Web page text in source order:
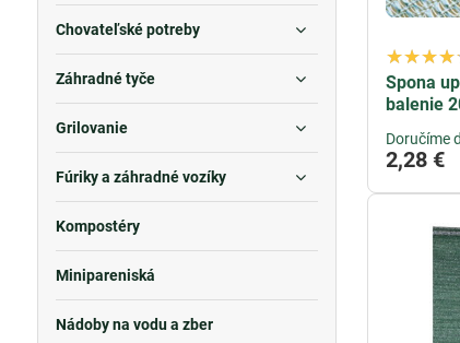
Užívajte
Zakryte
Úplet
Spona
balenie
Doručíme
2,28 €
Chovateľské potreby
Záhradné tyče
Grilovanie
Fúriky a záhradné vozíky
Kompostéry
Minipareniská
Nádoby na vodu a zber